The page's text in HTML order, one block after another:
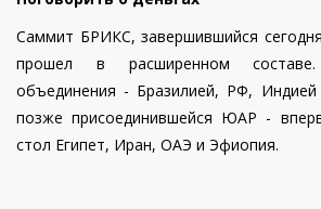
Саммит БРИКС, завершившийся
прошел в расширенном
объединения - Бразилией, РФ,
позже присоединившейся ЮАР -
стол Египет, Иран, ОАЭ и Эфиопия.